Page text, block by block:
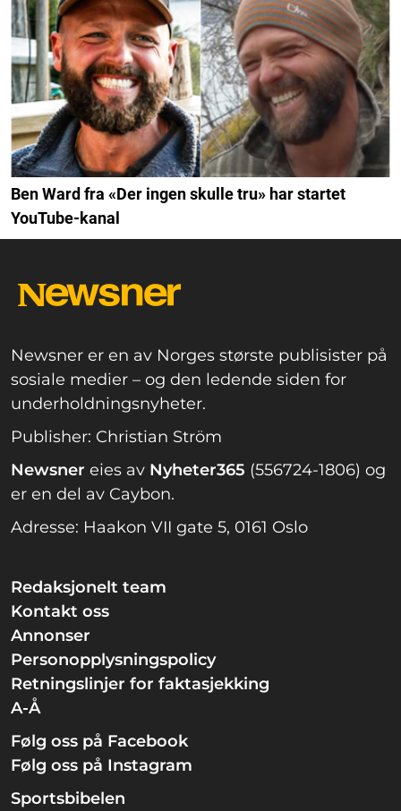
Ben Ward fra «Der ingen skulle tru» har startet
YouTube-kanal
Newsner er en av Norges største publisister på
sosiale medier – og den ledende siden for
underholdningsnyheter.
Publisher: Christian Ström
Newsner eies av Nyheter365 (556724-1806) og
er en del av Caybon.
Adresse: Haakon VII gate 5, 0161 Oslo
Redaksjonelt team
Kontakt oss
Annonser
Personopplysningspolicy
Retningslinjer for faktasjekking
A-Å
Følg oss på Facebook
Følg oss på Instagram
Sportsbibelen